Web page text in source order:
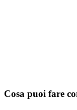
Cosa puoi fare